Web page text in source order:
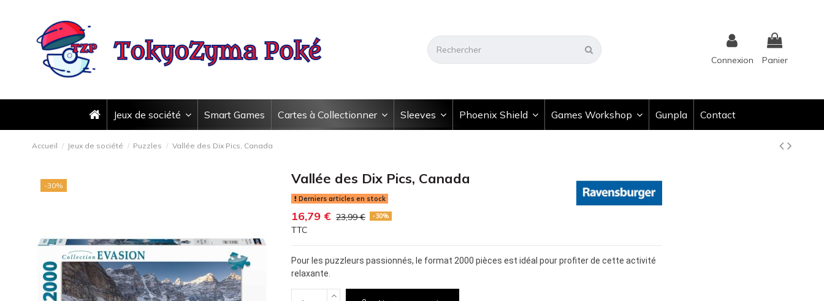
Connexion Panier
Jeux de société Smart Games Cartes à Collectionner Sleeves Phoenix Shield Games Workshop Gunpla Contact
Accueil Jeux de société Puzzles Vallée des Dix Pics, Canada
-30% Vallée des Dix Pics, Canada
Derniers articles en stock
16,79 € 23,99 € -30%
TTC
Pour les puzzleurs passionnés, le format 2000 pièces est idéal pour profiter de cette activité
relaxante.